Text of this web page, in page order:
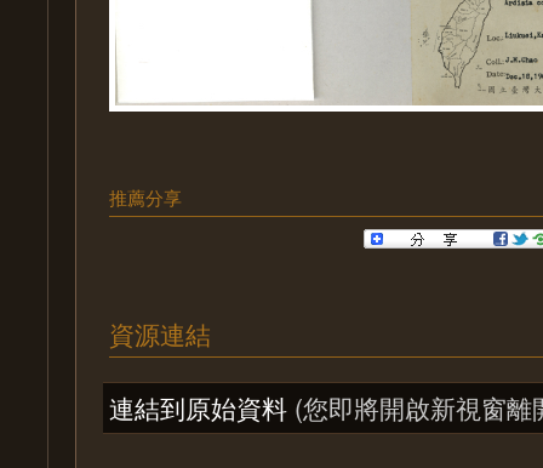
推薦分享
資源連結
連結到原始資料 (您即將開啟新視窗離